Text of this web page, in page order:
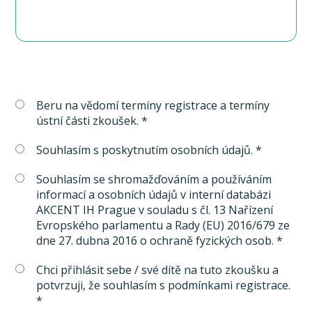
Beru na vědomí termíny registrace a termíny
ústní části zkoušek. *
Souhlasím s poskytnutím osobních údajů. *
Souhlasím se shromažďováním a používáním
informací a osobních údajů v interní databázi
AKCENT IH Prague v souladu s čl. 13 Nařízení
Evropského parlamentu a Rady (EU) 2016/679 ze
dne 27. dubna 2016 o ochraně fyzických osob. *
Chci přihlásit sebe / své dítě na tuto zkoušku a
potvrzuji, že souhlasím s podmínkami registrace.
*